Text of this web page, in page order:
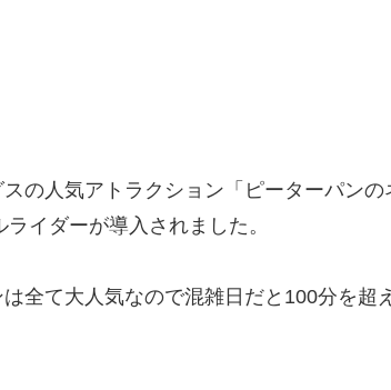
の人気アトラクション「ピーターパンの
イダーが導入されました。
全て大人気なので混雑日だと100分を超